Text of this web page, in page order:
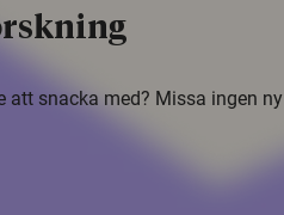
att snacka med? Missa ingen ny